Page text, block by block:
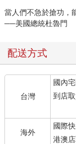
當人們不急於搶功，
──美國總統杜魯門
配送方式
台灣
國內
到店取
海外
國際
港澳店